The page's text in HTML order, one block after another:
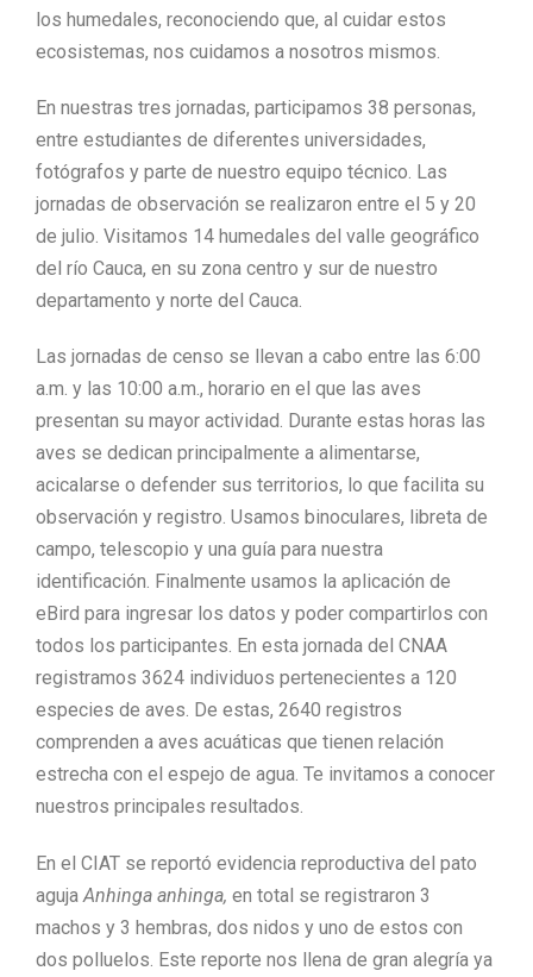
los humedales, reconociendo que, al cuidar estos
ecosistemas, nos cuidamos a nosotros mismos.
En nuestras tres jornadas, participamos 38 personas,
entre estudiantes de diferentes universidades,
fotógrafos y parte de nuestro equipo técnico. Las
jornadas de observación se realizaron entre el 5 y 20
de julio. Visitamos 14 humedales del valle geográfico
del río Cauca, en su zona centro y sur de nuestro
departamento y norte del Cauca.
Las jornadas de censo se llevan a cabo entre las 6:00
a.m. y las 10:00 a.m., horario en el que las aves
presentan su mayor actividad. Durante estas horas las
aves se dedican principalmente a alimentarse,
acicalarse o defender sus territorios, lo que facilita su
observación y registro. Usamos binoculares, libreta de
campo, telescopio y una guía para nuestra
identificación. Finalmente usamos la aplicación de
eBird para ingresar los datos y poder compartirlos con
todos los participantes. En esta jornada del CNAA
registramos 3624 individuos pertenecientes a 120
especies de aves. De estas, 2640 registros
comprenden a aves acuáticas que tienen relación
estrecha con el espejo de agua. Te invitamos a conocer
nuestros principales resultados.
En el CIAT se reportó evidencia reproductiva del pato
agujaAnhinga anhinga, en total se registraron 3
machos y 3 hembras, dos nidos y uno de estos con
dos polluelos. Este reporte nos llena de gran alegría ya